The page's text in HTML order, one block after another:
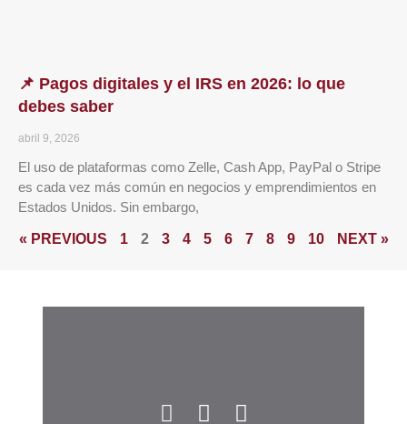
📌 Pagos digitales y el IRS en 2026: lo que
debes saber
abril 9, 2026
El uso de plataformas como Zelle, Cash App, PayPal o Stripe
es cada vez más común en negocios y emprendimientos en
Estados Unidos. Sin embargo,
« PREVIOUS 1 2 3 4 5 6 7 8 9 10 NEXT »